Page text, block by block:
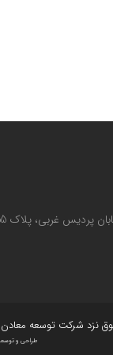
غربی، پلاک 55، طبقه 3
نزد شرکت توسعه
طراحی و